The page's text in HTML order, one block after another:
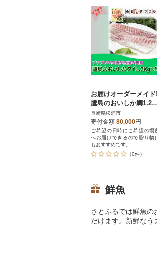
お届けオーダーメイド!
鷹島のおいしか鯛1.2kg
×5
長崎県松浦市
寄付金額 80,000円
ご希望の日時にご希望の場
へお届けできるので贈り物
もおすすめです。
（0件）
鮮魚
さとふるでは鮮魚の
だけます。新鮮なう